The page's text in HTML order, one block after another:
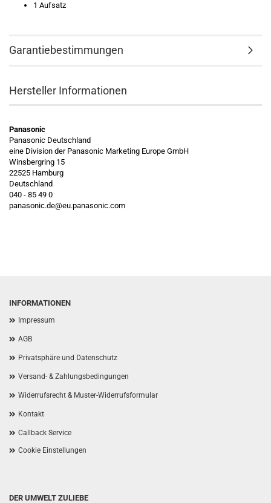
1 Aufsatz
Garantiebestimmungen
Hersteller Informationen
Panasonic
Panasonic Deutschland
eine Division der Panasonic Marketing Europe GmbH
Winsbergring 15
22525 Hamburg
Deutschland
040 - 85 49 0
panasonic.de@eu.panasonic.com
INFORMATIONEN
Impressum
AGB
Privatsphäre und Datenschutz
Versand- & Zahlungsbedingungen
Widerrufsrecht & Muster-Widerrufsformular
Kontakt
Callback Service
Cookie Einstellungen
DER UMWELT ZULIEBE